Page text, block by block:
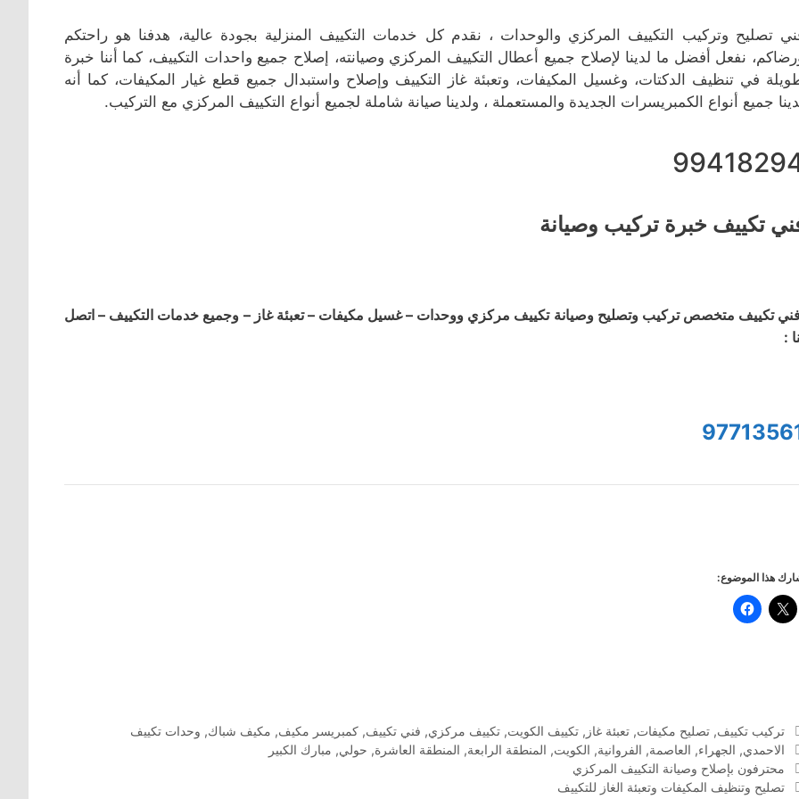
تصليح وتركيب التكييف المركزي والوحدات ، نقدم كل خدمات التكييف المنزلية بجودة عالية، هدفنا هو راحتكم
نفعل أفضل ما لدينا لإصلاح جميع أعطال التكييف المركزي وصيانته، إصلاح جميع واحدات التكييف، كما أننا خبرة
في تنظيف الدكتات، وغسيل المكيفات، وتعبئة غاز التكييف وإصلاح واستبدال جميع قطع غيار المكيفات، كما أنه
جميع أنواع الكمبريسرات الجديدة والمستعملة ، ولدينا صيانة شاملة لجميع أنواع التكييف المركزي مع التركيب.
تكييف خبرة تركيب وصيانة
تكييف متخصص تركيب وتصليح وصيانة تكييف مركزي ووحدات – غسيل مكيفات – تعبئة غاز – وجميع خدمات التكييف – اتصل
:
هذا الموضوع:
التصنيفات
تركيب تكييف, تصليح مكيفات, تعبئة غاز , تكييف الكويت, تكييف مركزي, فني تكييف, كمبريسر مكيف, مكيف شباك, وحدات تكييف
الوسوم
الاحمدي, الجهراء, العاصمة, الفروانية, الكويت, المنطقة الرابعة, المنطقة العاشرة, حولي, مبارك الكبير
محترفون بإصلاح وصيانة التكييف المركزي
تصليح وتنظيف المكيفات وتعبئة الغاز للتكييف